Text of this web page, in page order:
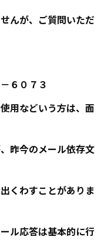
んが、ご質問いただ
６０７３
用などいう方は、面
昨今のメール依存文
くわすことがありま
ル応答は基本的に行